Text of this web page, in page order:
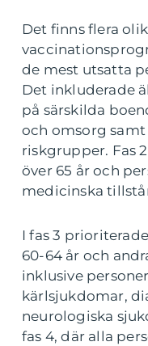
Det finns flera
de mest utsatta
Det inkluderade
på särskilda
och omsorg samt
riskgrupper. Fas
över 65 år och
medicinska
I fas 3
60-64 år och
inklusive
kärlsjukdomar,
neurologiska
fas 4, där alla